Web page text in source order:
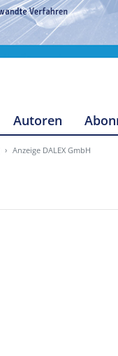
Autoren
Anzeige DALEX GmbH